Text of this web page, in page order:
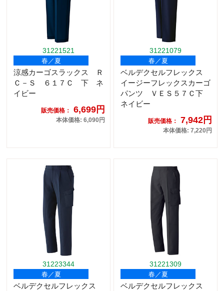
31221521
春／夏
涼感カーゴスラックス Ｒ
Ｃ－Ｓ ６１７Ｃ 下 ネ
イビー
販売価格： 6,699円
本体価格: 6,090円
31221079
春／夏
ベルデクセルフレックス
イージーフレックスカーゴ
パンツ ＶＥＳ５７Ｃ下
ネイビー
販売価格： 7,942円
本体価格: 7,220円
31223344
春／夏
ベルデクセルフレックス
31221309
春／夏
ベルデクセルフレックス